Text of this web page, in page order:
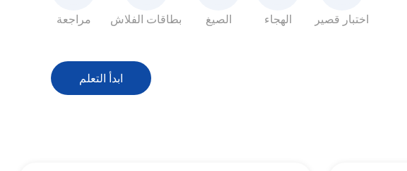
مراجعة بطاقات الفلاش الصيغ الهجاء اختبار قصير
ابدأ التعلم